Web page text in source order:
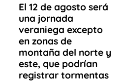
El 12 de agosto será
una jornada
veraniega excepto
en zonas de
montaña del norte y
este, que podrían
registrar tormentas